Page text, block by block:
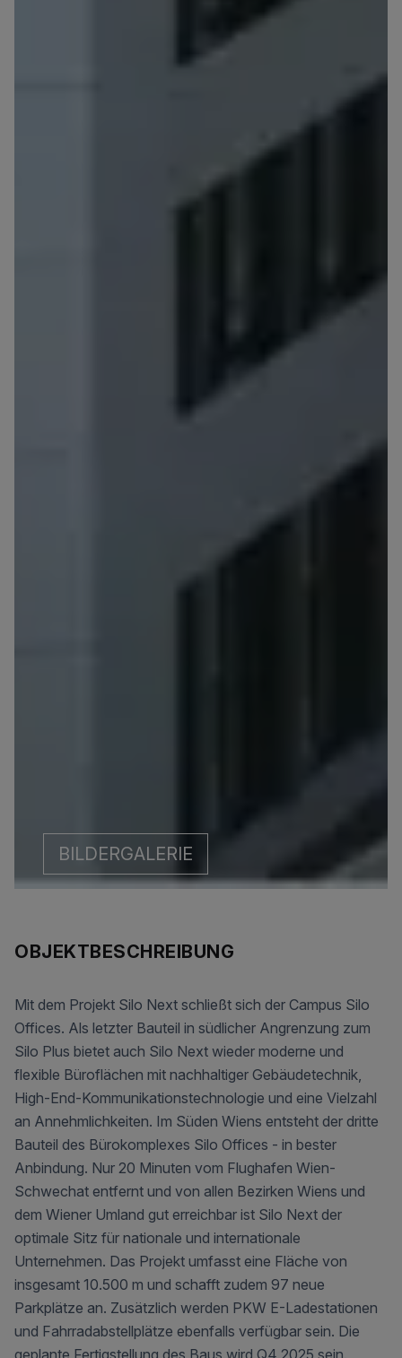
BILDERGALERIE
OBJEKTBESCHREIBUNG
Mit dem Projekt Silo Next schließt sich der Campus Silo
Offices. Als letzter Bauteil in südlicher Angrenzung zum
Silo Plus bietet auch Silo Next wieder moderne und
flexible Büroflächen mit nachhaltiger Gebäudetechnik,
High-End-Kommunikationstechnologie und eine Vielzahl
an Annehmlichkeiten. Im Süden Wiens entsteht der dritte
Bauteil des Bürokomplexes Silo Offices - in bester
Anbindung. Nur 20 Minuten vom Flughafen Wien-
Schwechat entfernt und von allen Bezirken Wiens und
dem Wiener Umland gut erreichbar ist Silo Next der
optimale Sitz für nationale und internationale
Unternehmen. Das Projekt umfasst eine Fläche von
insgesamt 10.500 m und schafft zudem 97 neue
Parkplätze an. Zusätzlich werden PKW E-Ladestationen
und Fahrradabstellplätze ebenfalls verfügbar sein. Die